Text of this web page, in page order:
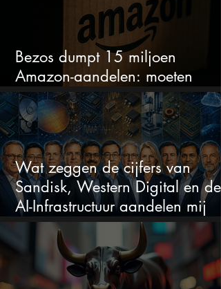
Bezos dumpt 15 miljoen
Amazon-aandelen: moeten
beleggers zich zorgen maken?
Wat zeggen de cijfers van
Sandisk, Western Digital en de
AI-Infrastructuur aandelen mij
werkelijk